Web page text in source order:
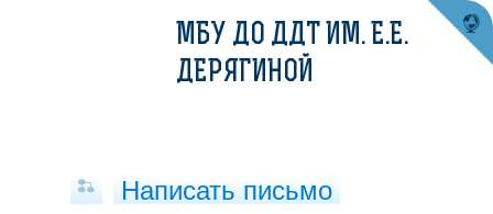
МБУ ДО ДДТ ИМ. Е.Е.
ДЕРЯГИНОЙ
Написать письмо